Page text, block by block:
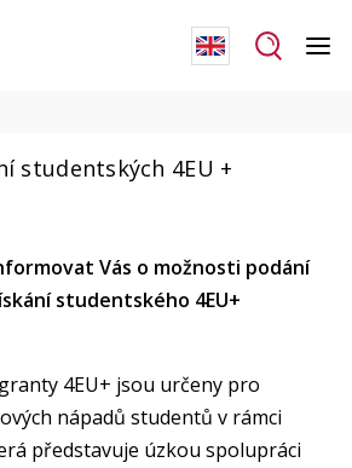
studentských 4EU +
Vás o možnosti podání
studentského 4EU+
4EU+ jsou určeny pro
nápadů studentů v rámci
představuje úzkou spolupráci